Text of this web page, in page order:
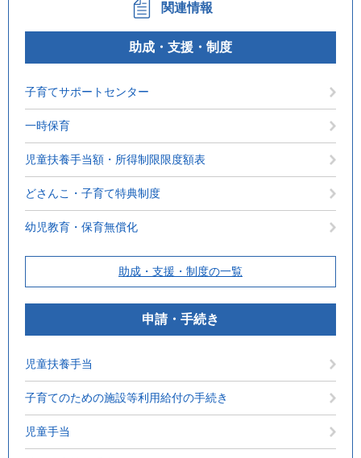
関連情報
助成・支援・制度
子育てサポートセンター
一時保育
児童扶養手当額・所得制限限度額表
どさんこ・子育て特典制度
幼児教育・保育無償化
助成・支援・制度の一覧
申請・手続き
児童扶養手当
子育てのための施設等利用給付の手続き
児童手当